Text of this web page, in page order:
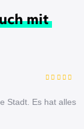
mit
Stadt. Es hat alles